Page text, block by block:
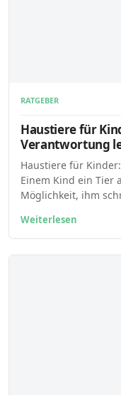
RATGEBER
Haustiere für
Verantwortung
Haustiere für
Einem Kind ein Tier
Möglichkeit, ihm
Weiterlesen